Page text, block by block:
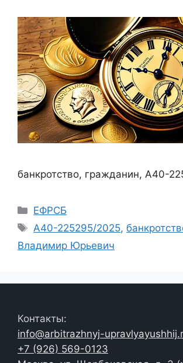
банкротство, гражданин, А40-
Рубрики
ЕФРСБ
Метки
А40-225295/2025,
Владимир Юрьевич
Контакты:
info@arbitrazhnyj-
+7 (926) 569-0123